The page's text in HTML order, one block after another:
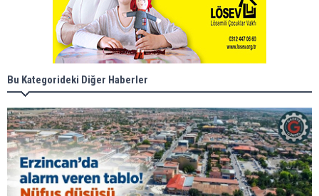
Bu Kategorideki Diğer Haberler